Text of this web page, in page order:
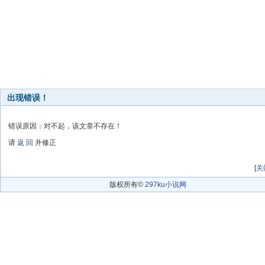
出现错误！
错误原因：对不起，该文章不存在！
请 返 回 并修正
[关
版权所有© 297ku小说网